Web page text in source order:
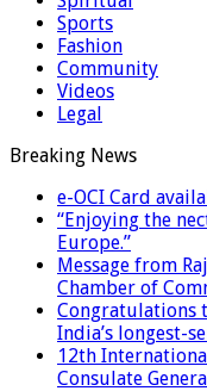
Sports
Fashion
Community
Videos
Legal
Breaking News
e-OCI Card
“Enjoying the
Europe.”
Message from
Chamber of
Congratulations
India’s longest-
12th
Consulate